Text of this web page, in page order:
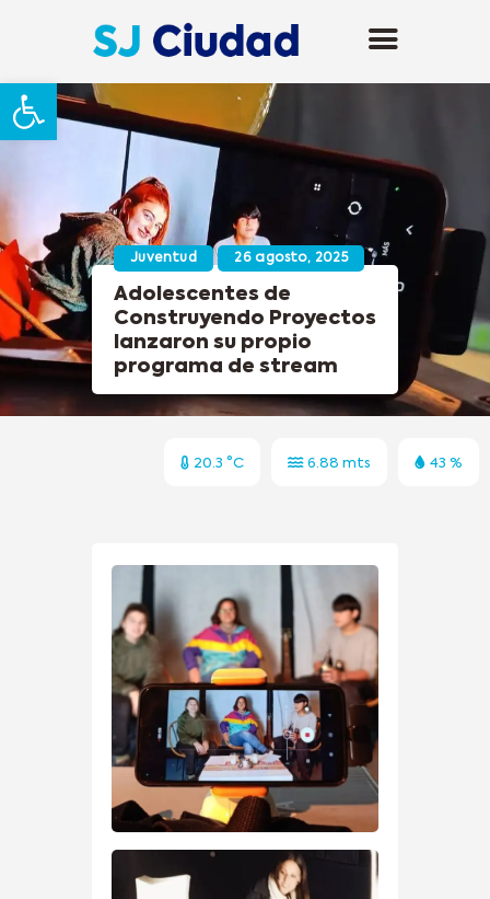
Abrir barra de herramientas
Juventud 26 agosto, 2025
Adolescentes de
Construyendo Proyectos
lanzaron su propio
programa de stream
20.3 °C 6.88 mts 43 %